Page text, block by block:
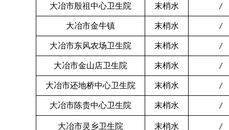
大冶市殷祖中心卫生院 末梢水 /
大冶市金牛镇 末梢水 /
大冶市东风农场卫生院 末梢水 /
大冶市金山店卫生院 末梢水 /
大冶市还地桥中心卫生院 末梢水 /
大冶市陈贵中心卫生院 末梢水 /
大冶市灵乡卫生院 末梢水 /